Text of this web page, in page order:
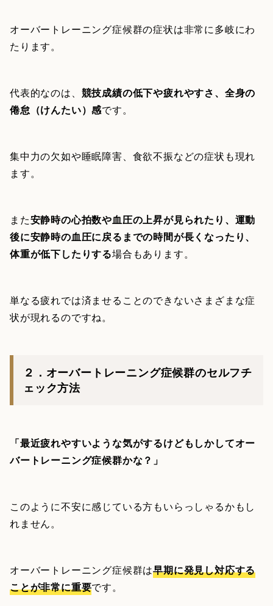
オーバートレーニング症候群の症状は非常に多岐にわ
たります。
代表的なのは、 競技成績の低下や疲れやすさ、全身の
倦怠（けんたい）感です。
集中力の欠如や睡眠障害、食欲不振などの症状も現れ
ます。
また安静時の心拍数や血圧の上昇が見られたり、運動
後に安静時の血圧に戻るまでの時間が長くなったり、
体重が低下したりする場合もあります。
単なる疲れでは済ませることのできないさまざまな症
状が現れるのですね。
２．オーバートレーニング症候群のセルフチ
ェック方法
「最近疲れやすいような気がするけどもしかしてオー
バートレーニング症候群かな？」
このように不安に感じている方もいらっしゃるかもし
れません。
オーバートレーニング症候群は早期に発見し対応する
ことが非常に重要です。